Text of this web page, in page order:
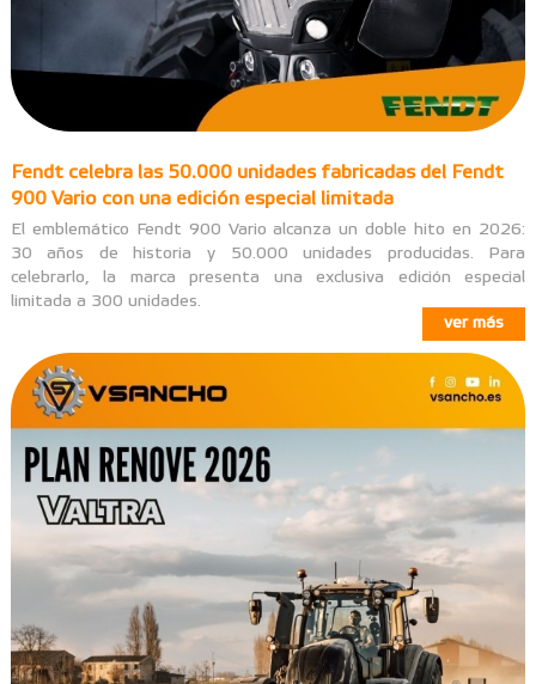
Fendt celebra las 50.000 unidades fabricadas del Fendt
900 Vario con una edición especial limitada
El emblemático Fendt 900 Vario alcanza un doble hito en 2026:
30 años de historia y 50.000 unidades producidas. Para
celebrarlo, la marca presenta una exclusiva edición especial
limitada a 300 unidades.
ver más